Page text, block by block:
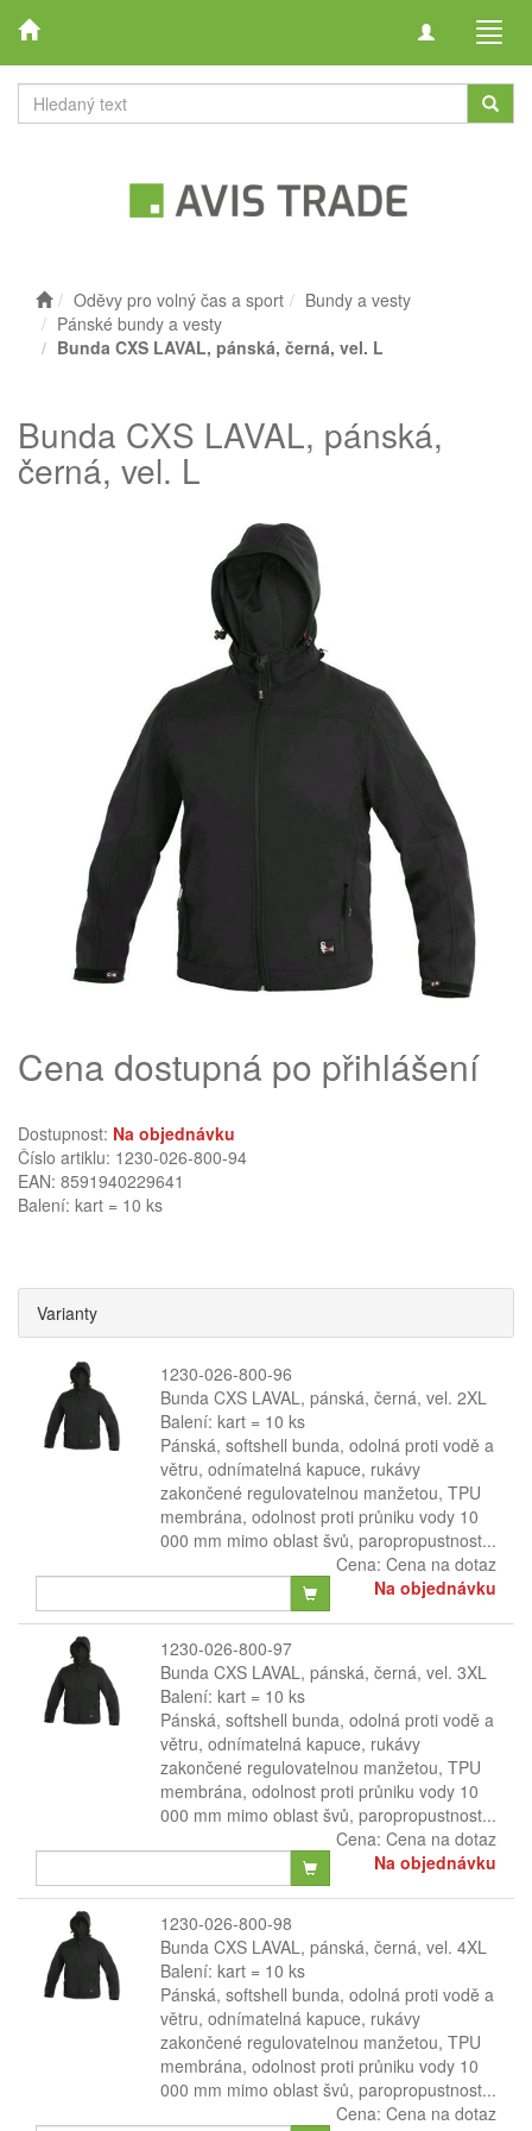
Toggle
Oděvy pro volný čas a sport
Bundy a vesty
Pánské bundy a vesty
Bunda CXS LAVAL, pánská, černá, vel. L
Bunda CXS LAVAL, pánská,
černá, vel. L
Cena dostupná po přihlášení
Dostupnost: Na objednávku
Číslo artiklu: 1230-026-800-94
EAN: 8591940229641
Balení: kart = 10 ks
Varianty
1230-026-800-96
Bunda CXS LAVAL, pánská, černá, vel. 2XL
Balení: kart = 10 ks
Pánská, softshell bunda, odolná proti vodě a
větru, odnímatelná kapuce, rukávy
zakončené regulovatelnou manžetou, TPU
membrána, odolnost proti průniku vody 10
000 mm mimo oblast švů, paropropustnost...
Cena: Cena na dotaz
Na objednávku
1230-026-800-97
Bunda CXS LAVAL, pánská, černá, vel. 3XL
Balení: kart = 10 ks
Pánská, softshell bunda, odolná proti vodě a
větru, odnímatelná kapuce, rukávy
zakončené regulovatelnou manžetou, TPU
membrána, odolnost proti průniku vody 10
000 mm mimo oblast švů, paropropustnost...
Cena: Cena na dotaz
Na objednávku
1230-026-800-98
Bunda CXS LAVAL, pánská, černá, vel. 4XL
Balení: kart = 10 ks
Pánská, softshell bunda, odolná proti vodě a
větru, odnímatelná kapuce, rukávy
zakončené regulovatelnou manžetou, TPU
membrána, odolnost proti průniku vody 10
000 mm mimo oblast švů, paropropustnost...
Cena: Cena na dotaz